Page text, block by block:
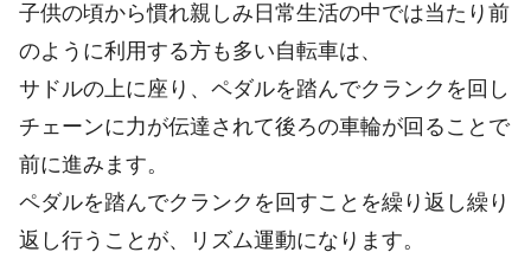
子供の頃から慣れ親しみ日常生活の中では当たり前
のように利用する方も多い自転車は、
サドルの上に座り、ペダルを踏んでクランクを回し
チェーンに力が伝達されて後ろの車輪が回ることで
前に進みます。
ペダルを踏んでクランクを回すことを繰り返し繰り
返し行うことが、リズム運動になります。